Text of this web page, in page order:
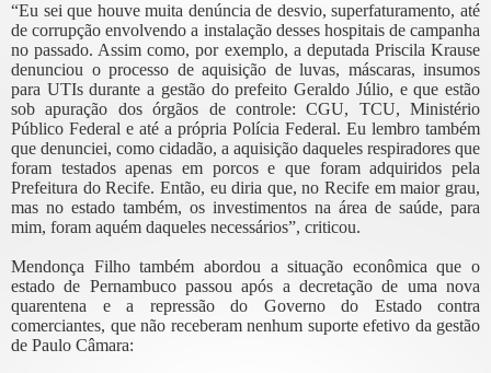
“Eu sei que houve muita denúncia de desvio, superfaturamento, até
de corrupção envolvendo a instalação desses hospitais de campanha
no passado. Assim como, por exemplo, a deputada Priscila Krause
denunciou o processo de aquisição de luvas, máscaras, insumos
para UTIs durante a gestão do prefeito Geraldo Júlio, e que estão
sob apuração dos órgãos de controle: CGU, TCU, Ministério
Público Federal e até a própria Polícia Federal. Eu lembro também
que denunciei, como cidadão, a aquisição daqueles respiradores que
foram testados apenas em porcos e que foram adquiridos pela
Prefeitura do Recife. Então, eu diria que, no Recife em maior grau,
mas no estado também, os investimentos na área de saúde, para
mim, foram aquém daqueles necessários”, criticou.
Mendonça Filho também abordou a situação econômica que o
estado de Pernambuco passou após a decretação de uma nova
quarentena e a repressão do Governo do Estado contra
comerciantes, que não receberam nenhum suporte efetivo da gestão
de Paulo Câmara: